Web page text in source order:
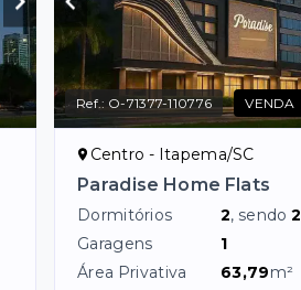
Ref.: O-71377-110776 VENDA
Centro - Itapema/SC
Paradise Home Flats
Dormitórios 2, sendo2
Garagens
1
Área Privativa
63,79m²